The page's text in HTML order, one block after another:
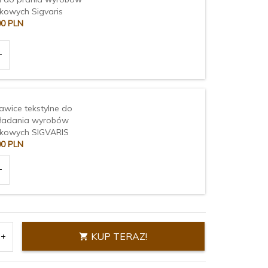
Sigvaris
PLN
tekstylne do
wyrobów
SIGVARIS
PLN
KUP TERAZ!